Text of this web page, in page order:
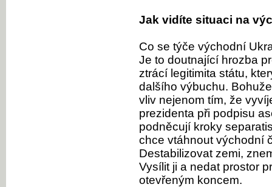
Jak vidíte situaci na
Co se týče východní
Je to doutnající hrozba
ztrácí legitimita státu,
dalšího výbuchu.
vliv nejenom tím, že
prezidenta při podpisu
podněcují kroky
chce vtáhnout východní
Destabilizovat zemi,
Vysílit ji a nedat prostor
otevřeným koncem.